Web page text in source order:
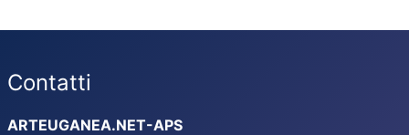
Contatti
ARTEUGANEA.NET-APS